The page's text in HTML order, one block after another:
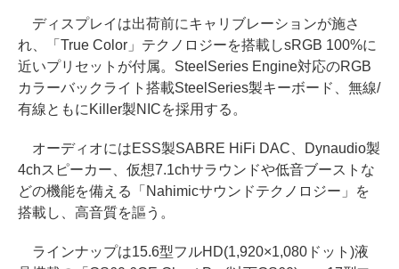
ディスプレイは出荷前にキャリブレーションが施さ
れ、「True Color」テクノロジーを搭載しsRGB 100%に
近いプリセットが付属。SteelSeries Engine対応のRGB
カラーバックライト搭載SteelSeries製キーボード、無線/
有線ともにKiller製NICを採用する。
オーディオにはESS製SABRE HiFi DAC、Dynaudio製
4chスピーカー、仮想7.1chサラウンドや低音ブーストな
どの機能を備える「Nahimicサウンドテクノロジー」を
搭載し、高音質を謳う。
ラインナップは15.6型フルHD(1,920×1,080ドット)液